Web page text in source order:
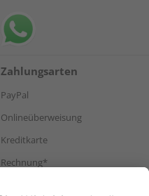
Zahlungsarten
PayPal
Onlineüberweisung
Kreditkarte
Rechnung*